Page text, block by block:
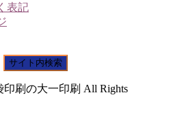
表記
サイト内検索
刷の大一印刷 All Rights